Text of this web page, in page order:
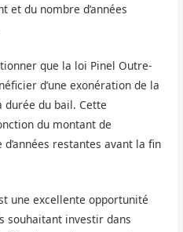
et du nombre d’années
que la loi Pinel Outre-
d’une exonération de la
du bail. Cette
du montant de
restantes avant la fin
une excellente opportunité
souhaitant investir dans